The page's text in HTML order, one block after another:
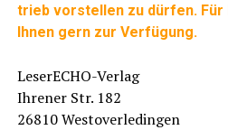
trieb vor­stel­len zu dür­fen.
Ihnen gern zur Verfügung.
Lese­r­ECHO-Ver­lag
Ihre­ner Str. 182
26810 Westoverledingen